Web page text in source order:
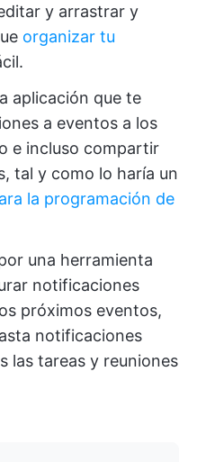
y arrastrar y
organizar tu
aplicación que te
a eventos a los
e incluso compartir
tal y como lo haría un
la programación de
una herramienta
notificaciones
próximos eventos,
notificaciones
las tareas y reuniones